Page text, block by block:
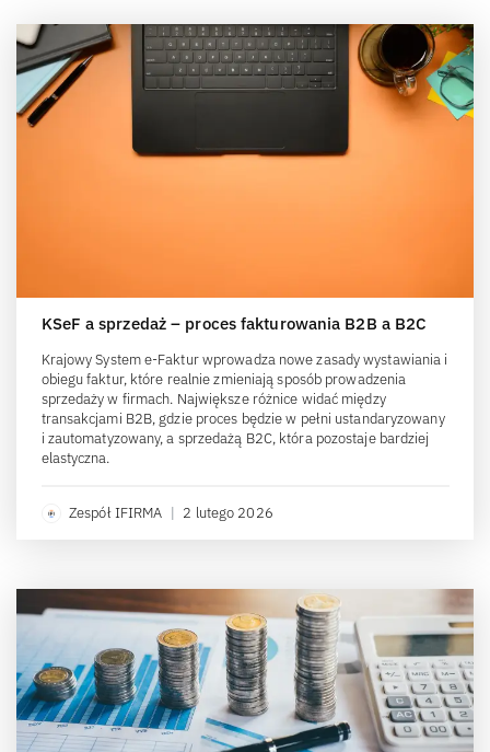
KSeF a sprzedaż – proces fakturowania B2B a B2C
Krajowy System e-Faktur wprowadza nowe zasady wystawiania i
obiegu faktur, które realnie zmieniają sposób prowadzenia
sprzedaży w firmach. Największe różnice widać między
transakcjami B2B, gdzie proces będzie w pełni ustandaryzowany
i zautomatyzowany, a sprzedażą B2C, która pozostaje bardziej
elastyczna.
Zespół IFIRMA | 2 lutego 2026